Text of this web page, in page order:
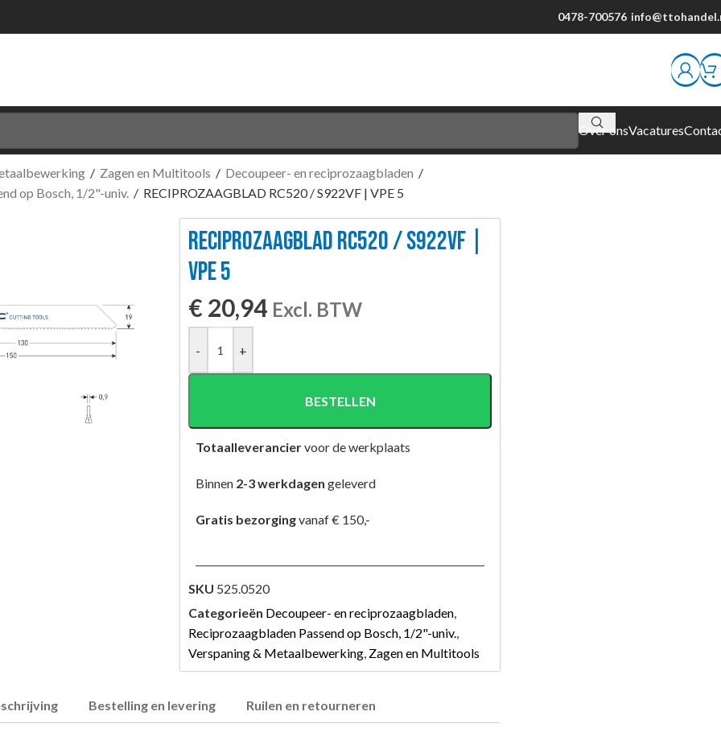
0478-700576
Over onsVacatures
/ Zagen en Multitools / Decoupeer- en reciprozaagbladen /
op Bosch, 1/2"-univ. / RECIPROZAAGBLAD RC520 / S922VF | VPE 5
RECIPROZAAGBLAD RC520 / S922VF |
VPE 5
€ 20,94 Excl. BTW
- +
BESTELLEN
Totaalleveranciervoor de werkplaats
Binnen 2-3 werkdagen geleverd
Gratis bezorgingvanaf € 150,-
SKU 525.0520
Categorieën Decoupeer- en reciprozaagbladen,
Reciprozaagbladen Passend op Bosch, 1/2"-univ.,
Verspaning & Metaalbewerking, Zagen en Multitools
Bestelling en levering Ruilen en retourneren